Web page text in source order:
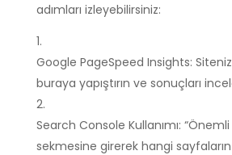
adımları izleyebilirsiniz:
Google PageSpeed Insights:
buraya yapıştırın ve sonuçları
Search Console Kullanımı:
sekmesine girerek hangi